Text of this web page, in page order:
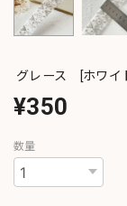
グレース [ホワイ
¥350
数量